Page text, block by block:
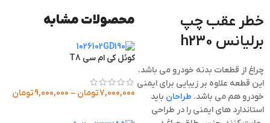
خطر عقب چپ
برلیانس h230
چراغ از قطعات بدنه خودرو می باشد.
این قطعه علاوه بر زیبایی برای ایمنی
خودرو هم می باشد. طراحان باید
استاندارد های ایمنی را در طراحی
محصولات مشابه
کوئل کی ام سی T8
7,000,000تومان –
9,000,000تومان